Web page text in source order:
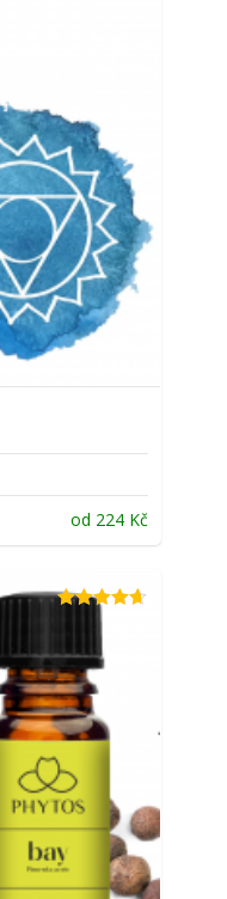
od 224 Kč
Hodnocení
z 5